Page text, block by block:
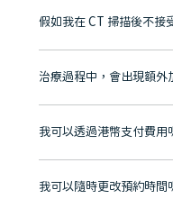
牌」、「2025香港企業領袖
至今已服務超過三十個國家
市市民極高的口碑評價及信
有咨詢及服務保障中心，有
假如我在 CT 掃描後不接
不會！只要未開始實際服務
治療過程中，會出現額外
不會，治療前我們會詳細說
我可以透過港幣支付費用
可以。維港口腔會按照當日
我可以隨時更改預約時間